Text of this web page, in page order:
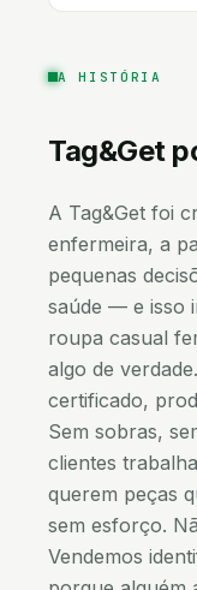
A HISTÓRIA
Tag&Get
A Tag&Get foi
enfermeira, a
pequenas
saúde — e isso
roupa casual
algo de
certificado,
Sem sobras,
clientes
querem peças
sem esforço.
Vendemos